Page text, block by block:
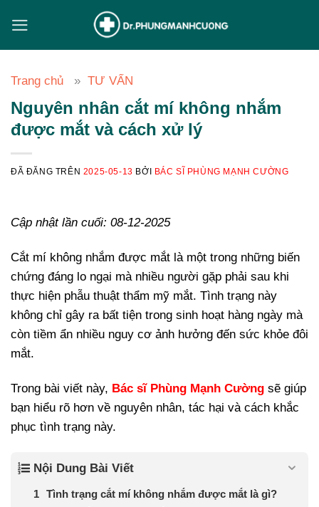
đến
nội
Trang chủ
TƯ VẤN
Nguyên nhân cắt mí không nhắm
được mắt và cách xử lý
ĐÃ ĐĂNG TRÊN 2025-05-13 BỞI BÁC SĨ PHÙNG MẠNH CƯỜNG
Cập nhật lần cuối: 08-12-2025
Cắt mí không nhắm được mắt là một trong những biến
chứng đáng lo ngại mà nhiều người gặp phải sau khi
thực hiện phẫu thuật thẩm mỹ mắt. Tình trạng này
không chỉ gây ra bất tiện trong sinh hoạt hàng ngày mà
còn tiềm ẩn nhiều nguy cơ ảnh hưởng đến sức khỏe đôi
mắt.
Trong bài viết này, Bác sĩ Phùng Mạnh Cường sẽ giúp
bạn hiểu rõ hơn về nguyên nhân, tác hại và cách khắc
phục tình trạng này.
Nội Dung Bài Viết
Tình trạng cắt mí không nhắm được mắt là gì?